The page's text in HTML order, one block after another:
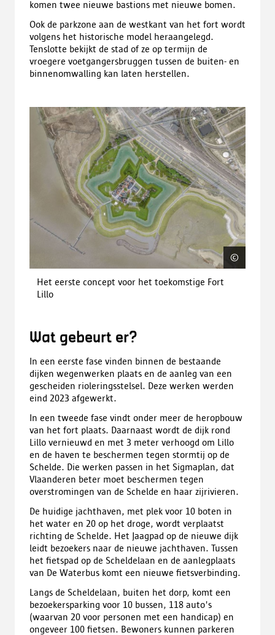
komen twee nieuwe bastions met nieuwe bomen.
Ook de parkzone aan de westkant van het fort wordt
volgens het historische model heraangelegd.
Tenslotte bekijkt de stad of ze op termijn de
vroegere voetgangersbruggen tussen de buiten- en
binnenomwalling kan laten herstellen.
©
Het eerste concept voor het toekomstige Fort
Lillo
Wat gebeurt er?
In een eerste fase vinden binnen de bestaande
dijken wegenwerken plaats en de aanleg van een
gescheiden rioleringsstelsel. Deze werken werden
eind 2023 afgewerkt.
In een tweede fase vindt onder meer de heropbouw
van het fort plaats. Daarnaast wordt de dijk rond
Lillo vernieuwd en met 3 meter verhoogd om Lillo
en de haven te beschermen tegen stormtij op de
Schelde. Die werken passen in het Sigmaplan, dat
Vlaanderen beter moet beschermen tegen
overstromingen van de Schelde en haar zijrivieren.
De huidige jachthaven, met plek voor 10 boten in
het water en 20 op het droge, wordt verplaatst
richting de Schelde. Het Jaagpad op de nieuwe dijk
leidt bezoekers naar de nieuwe jachthaven. Tussen
het fietspad op de Scheldelaan en de aanlegplaats
van De Waterbus komt een nieuwe fietsverbinding.
Langs de Scheldelaan, buiten het dorp, komt een
bezoekersparking voor 10 bussen, 118 auto's
(waarvan 20 voor personen met een handicap) en
ongeveer 100 fietsen. Bewoners kunnen parkeren